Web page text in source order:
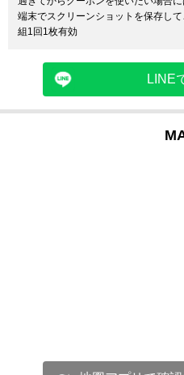
端末でスクリーンショットを保存し
組1回1枚有効
LINE